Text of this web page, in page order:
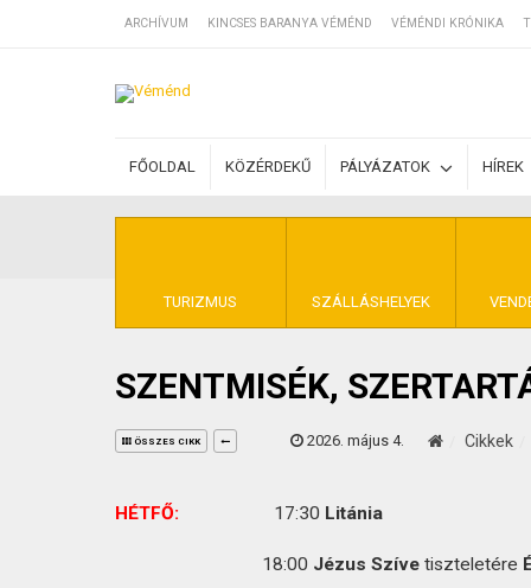
ARCHÍVUM KINCSES BARANYA VÉMÉND VÉMÉNDI KRÓNIKA
FŐOLDAL KÖZÉRDEKŰ PÁLYÁZATOK HÍREK
TURIZMUS SZÁLLÁSHELYEK
SZÁLLÁSOK
BEJEGYZÉSEK
ÁLTALÁNOS
KINCSES
KAPCSOLAT
SZENTMISÉK,
ÖSSZES CIKK 2026. május 4. Cikkek
HÉTFŐ: 17:30 Litánia
18:00 Jézus Szíve tiszteletére